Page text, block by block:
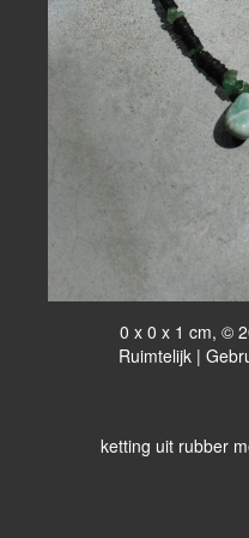
0 x 0 x 1 cm, ©
Ruimtelijk |
ketting uit rubber